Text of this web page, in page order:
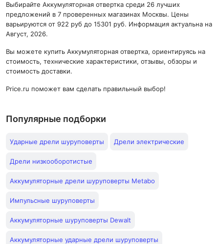
Выбирайте Аккумуляторная отвертка среди 26 лучших
предложений в 7 проверенных магазинах Москвы. Цены
варьируются от 922 руб до 15301 руб. Информация актуальна на
Август, 2026.
Вы можете купить Аккумуляторная отвертка, ориентируясь на
стоимость, технические характеристики, отзывы, обзоры и
стоимость доставки.
Price.ru поможет вам сделать правильный выбор!
Популярные подборки
Ударные дрели шуруповерты Дрели электрические
Дрели низкооборотистые
Аккумуляторные дрели шуруповерты Metabo
Импульсные шуруповерты
Аккумуляторные шуруповерты Dewalt
Аккумуляторные ударные дрели шуруповерты